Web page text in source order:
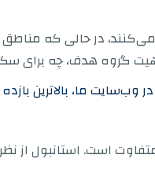
در حالی که مناطق
گروه هدف، چه برای
ما، بالاترین
است. استانبول از